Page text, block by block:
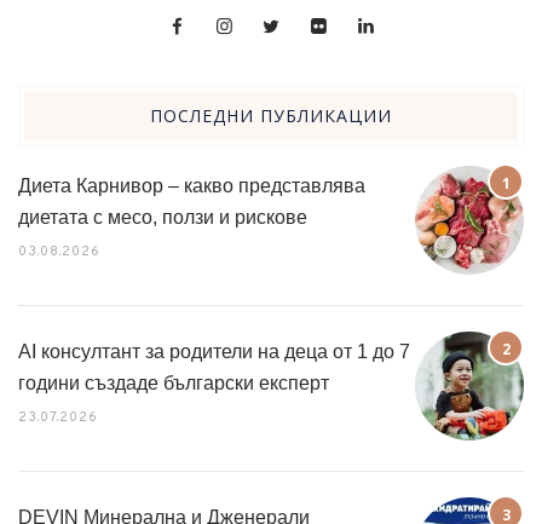
ПОСЛЕДНИ ПУБЛИКАЦИИ
Диета Карнивор – какво представлява
диетата с месо, ползи и рискове
03.08.2026
AI консултант за родители на деца от 1 до 7
години създаде български експерт
23.07.2026
DEVIN Минерална и Дженерали